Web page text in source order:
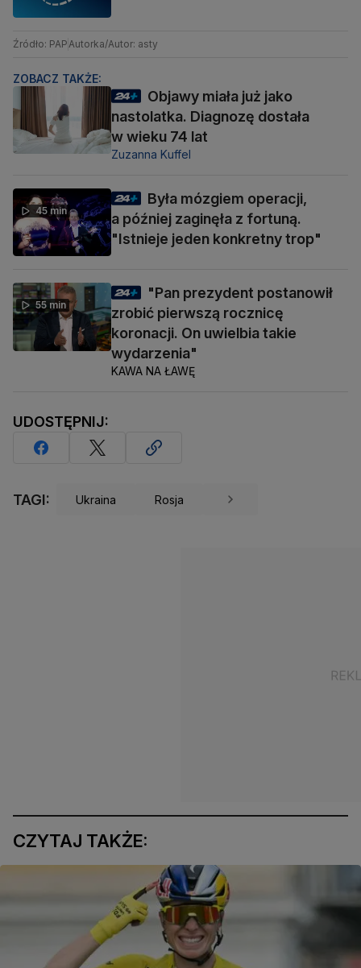
Źródło: PAP Autorka/Autor: asty
ZOBACZ TAKŻE:
Objawy miała już jako
nastolatka. Diagnozę dostała
w wieku 74 lat
Zuzanna Kuffel
45 min
Była mózgiem operacji,
a później zaginęła z fortuną.
"Istnieje jeden konkretny trop"
55 min
"Pan prezydent postanowił
zrobić pierwszą rocznicę
koronacji. On uwielbia takie
wydarzenia"
KAWA NA ŁAWĘ
UDOSTĘPNIJ:
TAGI: Ukraina Rosja
CZYTAJ TAKŻE: